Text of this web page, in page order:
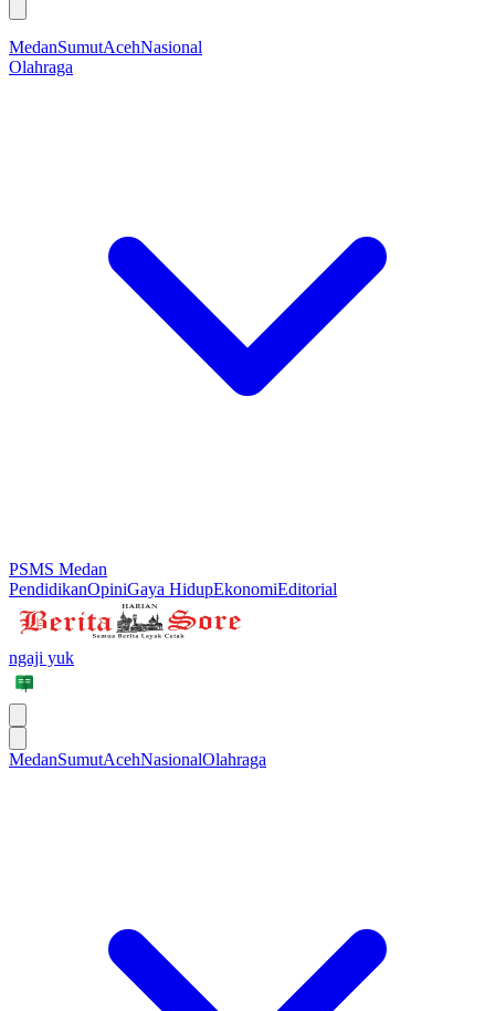
MedanSumutAcehNasional
Olahraga
PSMS Medan
PendidikanOpiniGaya HidupEkonomiEditorial
ngaji yuk
MedanSumutAcehNasionalOlahraga